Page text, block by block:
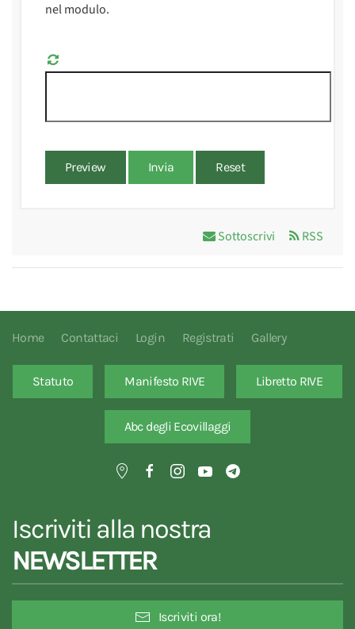
nel modulo.
Preview Invia Reset
Sottoscrivi RSS
Home Contattaci Login Registrati Gallery
Statuto Manifesto RIVE Libretto RIVE
Abc degli Ecovillaggi
Iscriviti alla nostra
NEWSLETTER
Iscriviti ora!